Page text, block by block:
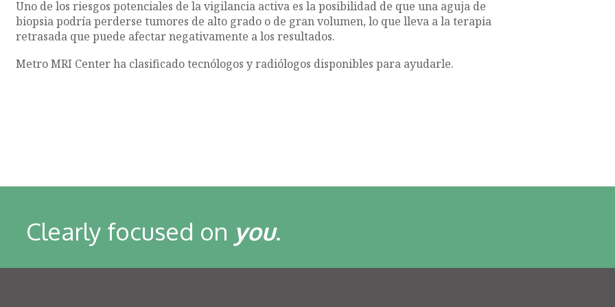
Uno de los riesgos potenciales de la vigilancia activa es la posibilidad de que una aguja de
biopsia podría perderse tumores de alto grado o de gran volumen, lo que lleva a la terapia
retrasada que puede afectar negativamente a los resultados.
Metro MRI Center ha clasificado tecnólogos y radiólogos disponibles para ayudarle.
Clearly focused on you.